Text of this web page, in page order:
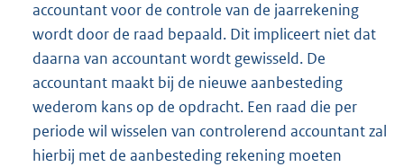
accountant voor de controle van de jaarrekening
wordt door de raad bepaald. Dit impliceert niet dat
daarna van accountant wordt gewisseld. De
accountant maakt bij de nieuwe aanbesteding
wederom kans op de opdracht. Een raad die per
periode wil wisselen van controlerend accountant zal
hierbij met de aanbesteding rekening moeten